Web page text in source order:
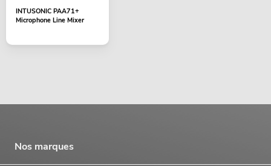
INTUSONIC PAA71+
Microphone Line Mixer
Nos marques